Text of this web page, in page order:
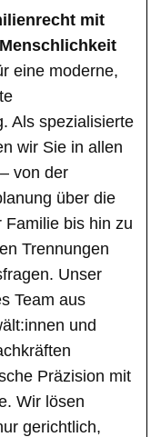
mit
eine moderne,
Als spezialisierte
wir Sie in allen
von der
über die
Familie bis hin zu
Trennungen
Unser
Team aus
und
Präzision mit
Wir lösen
gerichtlich,